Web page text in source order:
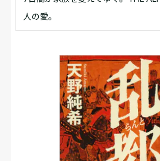
人の愛。